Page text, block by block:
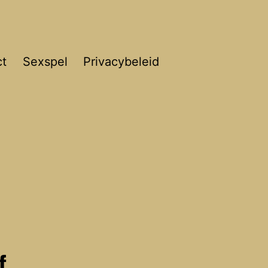
Sexspel Privacybeleid